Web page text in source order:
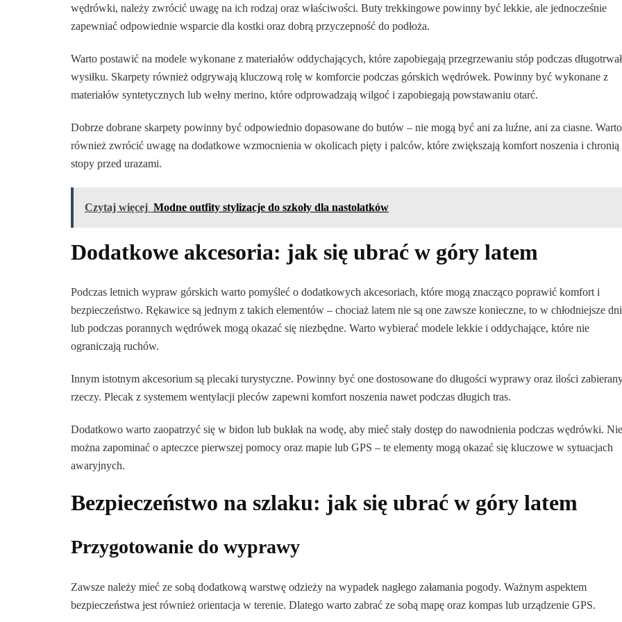
wędrówki, należy zwrócić uwagę na ich rodzaj oraz właściwości. Buty trekkingowe powinny być lekkie, ale jednocześnie
zapewniać odpowiednie wsparcie dla kostki oraz dobrą przyczepność do podłoża.
Warto postawić na modele wykonane z materiałów oddychających, które zapobiegają przegrzewaniu stóp podczas
wysiłku. Skarpety również odgrywają kluczową rolę w komforcie podczas górskich wędrówek. Powinny być wykonane z
materiałów syntetycznych lub wełny merino, które odprowadzają wilgoć i zapobiegają powstawaniu otarć.
Dobrze dobrane skarpety powinny być odpowiednio dopasowane do butów – nie mogą być ani za luźne, ani za ciasne. Warto
również zwrócić uwagę na dodatkowe wzmocnienia w okolicach pięty i palców, które zwiększają komfort noszenia i chronią
stopy przed urazami.
Czytaj więcej Modne outfity stylizacje do szkoły dla nastolatków
Dodatkowe akcesoria: jak się ubrać w góry latem
Podczas letnich wypraw górskich warto pomyśleć o dodatkowych akcesoriach, które mogą znacząco poprawić komfort i
bezpieczeństwo. Rękawice są jednym z takich elementów – chociaż latem nie są one zawsze konieczne, to w chłodniejsze dni
lub podczas porannych wędrówek mogą okazać się niezbędne. Warto wybierać modele lekkie i oddychające, które nie
ograniczają ruchów.
Innym istotnym akcesorium są plecaki turystyczne. Powinny być one dostosowane do długości wyprawy oraz ilości
rzeczy. Plecak z systemem wentylacji pleców zapewni komfort noszenia nawet podczas długich tras.
Dodatkowo warto zaopatrzyć się w bidon lub bukłak na wodę, aby mieć stały dostęp do nawodnienia podczas wędrówki. Nie
można zapominać o apteczce pierwszej pomocy oraz mapie lub GPS – te elementy mogą okazać się kluczowe w sytuacjach
awaryjnych.
Bezpieczeństwo na szlaku: jak się ubrać w góry latem
Przygotowanie do wyprawy
Zawsze należy mieć ze sobą dodatkową warstwę odzieży na wypadek nagłego załamania pogody. Ważnym aspektem
bezpieczeństwa jest również orientacja w terenie. Dlatego warto zabrać ze sobą mapę oraz kompas lub urządzenie GPS.